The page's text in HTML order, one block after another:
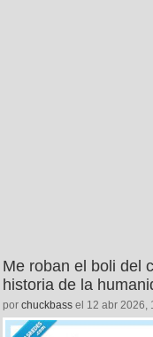
Me roban el boli del
historia de la
por chuckbass el 12 abr 2026,